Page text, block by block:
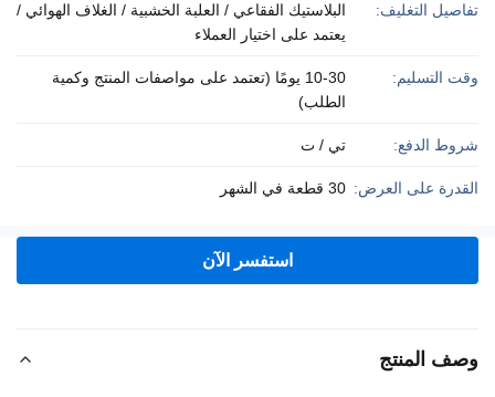
تفاصيل التغليف:
البلاستيك الفقاعي / العلبة الخشبية / الغلاف الهوائي /
يعتمد على اختيار العملاء
وقت التسليم:
10-30 يومًا (تعتمد على مواصفات المنتج وكمية
الطلب)
شروط الدفع: تي / ت
القدرة على العرض: 30 قطعة في الشهر
استفسر الآن
وصف المنتج